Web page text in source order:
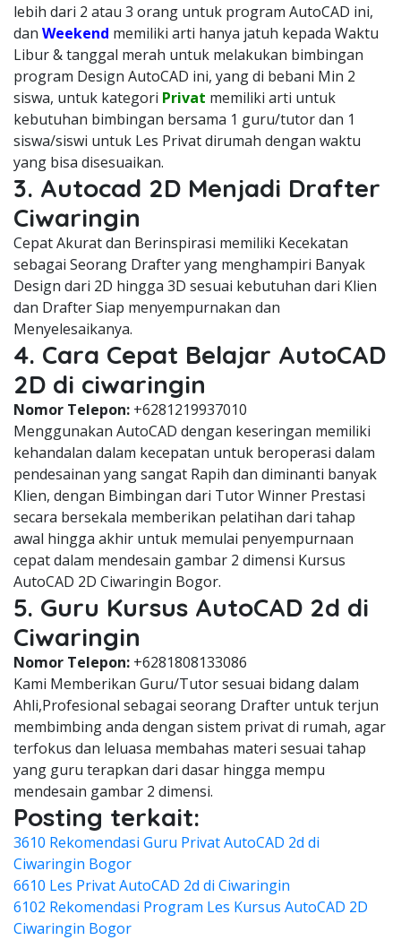
lebih dari 2 atau 3 orang untuk program AutoCAD ini,
dan Weekend memiliki arti hanya jatuh kepada Waktu
Libur & tanggal merah untuk melakukan bimbingan
program Design AutoCAD ini, yang di bebani Min 2
siswa, untuk kategori Privat memiliki arti untuk
kebutuhan bimbingan bersama 1 guru/tutor dan 1
siswa/siswi untuk Les Privat dirumah dengan waktu
yang bisa disesuaikan.
3. Autocad 2D Menjadi Drafter
Ciwaringin
Cepat Akurat dan Berinspirasi memiliki Kecekatan
sebagai Seorang Drafter yang menghampiri Banyak
Design dari 2D hingga 3D sesuai kebutuhan dari Klien
dan Drafter Siap menyempurnakan dan
Menyelesaikanya.
4. Cara Cepat Belajar AutoCAD
2D di ciwaringin
Nomor Telepon: +6281219937010
Menggunakan AutoCAD dengan keseringan memiliki
kehandalan dalam kecepatan untuk beroperasi dalam
pendesainan yang sangat Rapih dan diminanti banyak
Klien, dengan Bimbingan dari Tutor Winner Prestasi
secara bersekala memberikan pelatihan dari tahap
awal hingga akhir untuk memulai penyempurnaan
cepat dalam mendesain gambar 2 dimensi Kursus
AutoCAD 2D Ciwaringin Bogor.
5. Guru Kursus AutoCAD 2d di
Ciwaringin
Nomor Telepon: +6281808133086
Kami Memberikan Guru/Tutor sesuai bidang dalam
Ahli,Profesional sebagai seorang Drafter untuk terjun
membimbing anda dengan sistem privat di rumah, agar
terfokus dan leluasa membahas materi sesuai tahap
yang guru terapkan dari dasar hingga mempu
mendesain gambar 2 dimensi.
Posting terkait:
3610 Rekomendasi Guru Privat AutoCAD 2d di
Ciwaringin Bogor
6610 Les Privat AutoCAD 2d di Ciwaringin
6102 Rekomendasi Program Les Kursus AutoCAD 2D
Ciwaringin Bogor